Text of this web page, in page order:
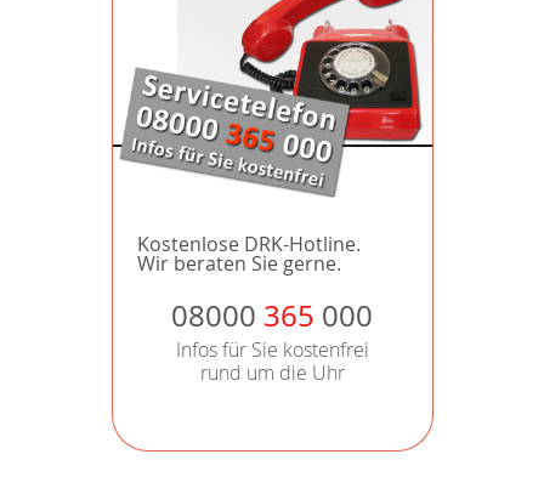
Kostenlose DRK-Hotline.
Wir beraten Sie gerne.
08000 365 000
Infos für Sie kostenfrei
rund um die Uhr